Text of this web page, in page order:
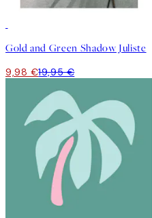
Gold and Green Shadow Juliste
9,98 €19,95 €